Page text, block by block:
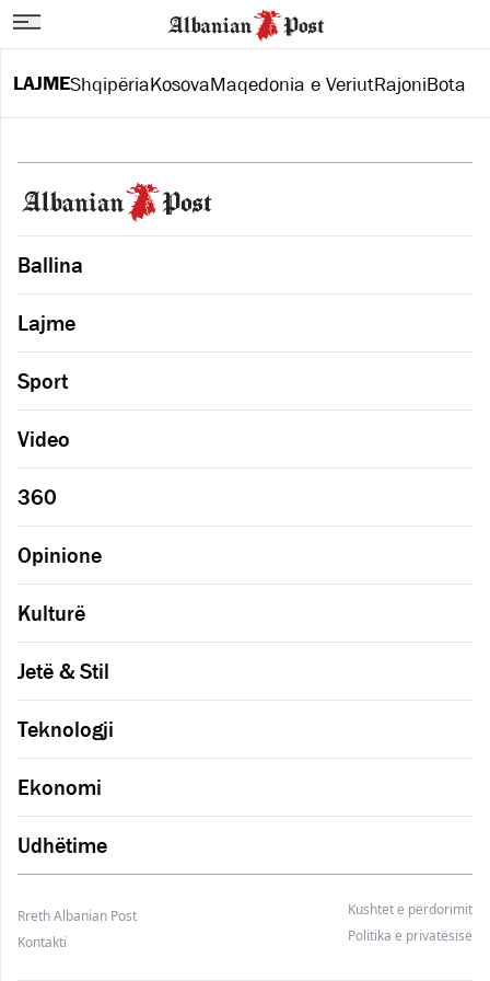
LAJMEShqipëriaKosovaMaqedonia e VeriutRajoniBota
Ballina
Lajme
Sport
Video
360
Opinione
Kulturë
Jetë & Stil
Teknologji
Ekonomi
Udhëtime
Rreth Albanian Post
Kushtet e përdorimit
Kontakti
Politika e privatësisë